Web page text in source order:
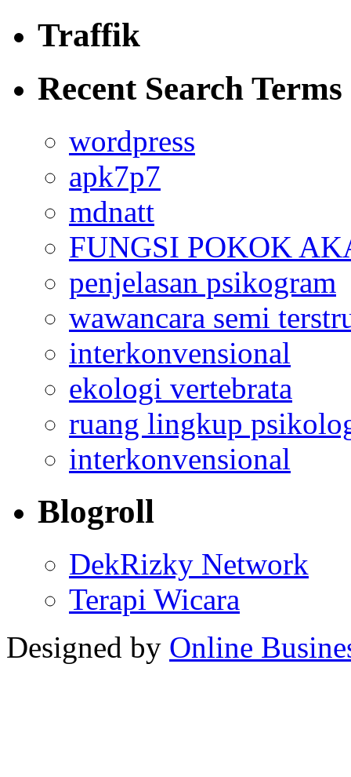
Traffik
Recent Search Terms
wordpress
apk7p7
mdnatt
FUNGSI POKOK
penjelasan psikogram
wawancara semi
interkonvensional
ekologi vertebrata
ruang lingkup
interkonvensional
Blogroll
DekRizky Network
Terapi Wicara
Designed by Online